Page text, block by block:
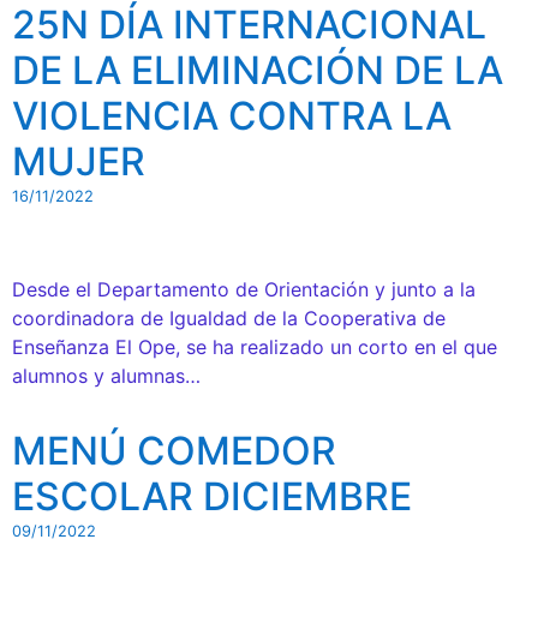
25N DÍA INTERNACIONAL
DE LA ELIMINACIÓN DE LA
VIOLENCIA CONTRA LA
MUJER
16/11/2022
Desde el Departamento de Orientación y junto a la
coordinadora de Igualdad de la Cooperativa de
Enseñanza El Ope, se ha realizado un corto en el que
alumnos y alumnas…
MENÚ COMEDOR
ESCOLAR DICIEMBRE
09/11/2022